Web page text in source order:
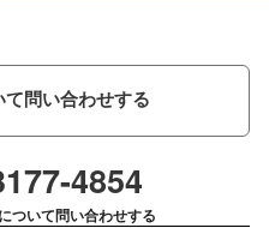
て問い合わせする
4854
ついて問い合わせする